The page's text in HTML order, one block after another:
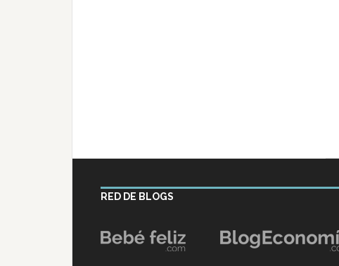
RED DE BLOGS